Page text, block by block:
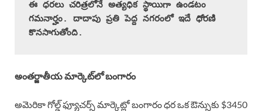
ఈ ధరలు చరిత్రలోనే అత్యధిక స్థాయిగా ఉండటం
గమనార్హం. దాదాపు ప్రతి పెద్ద నగరంలో ఇదే ధోరణి
కొనసాగుతోంది.
అంతర్జాతీయ మార్కెట్‌లో బంగారం
అమెరికా గోల్డ్ ఫ్యూచర్స్ మార్కెట్లో బంగారం ధర ఒక ఔన్సుకు $3450